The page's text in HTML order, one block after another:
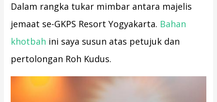
Dalam rangka tukar mimbar antara majelis
jemaat se-GKPS Resort Yogyakarta. Bahan
khotbah ini saya susun atas petujuk dan
pertolongan Roh Kudus.